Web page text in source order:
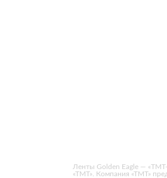
Ленты Golden Eagle —
«ТМТ». Компания «ТМТ»